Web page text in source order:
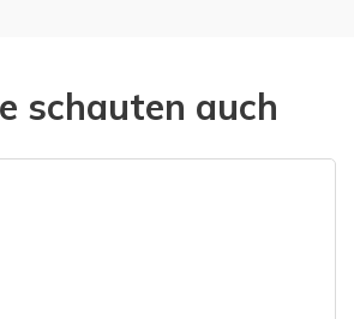
schauten auch